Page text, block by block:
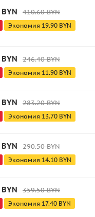
BYN 410.60BYN
Экономия 19.90 BYN
BYN 246.40BYN
Экономия 11.90 BYN
BYN 283.20BYN
Экономия 13.70 BYN
BYN 290.50BYN
Экономия 14.10 BYN
BYN 359.50BYN
Экономия 17.40 BYN